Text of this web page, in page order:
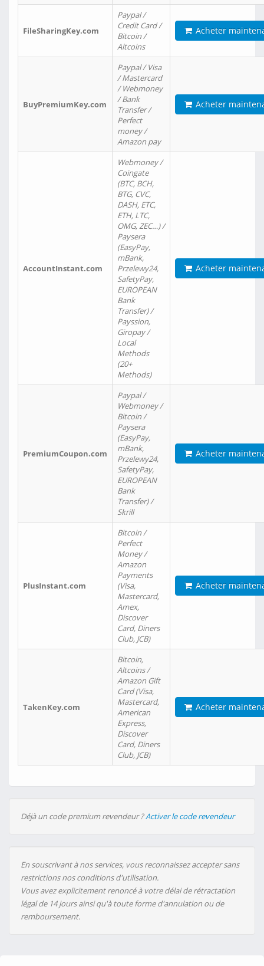
FileSharingKey.com
Paypal /
Credit Card /
Bitcoin /
Altcoins
Acheter
BuyPremiumKey.com
Paypal / Visa
/ Mastercard
/ Webmoney
/ Bank
Transfer /
Perfect
money /
Amazon pay
Acheter
AccountInstant.com
Webmoney /
Coingate
(BTC, BCH,
BTG, CVC,
DASH, ETC,
ETH, LTC,
OMG, ZEC…) /
Paysera
(EasyPay,
mBank,
Przelewy24,
SafetyPay,
EUROPEAN
Bank
Transfer) /
Payssion,
Giropay /
Local
Methods
(20+
Methods)
Acheter
PremiumCoupon.com
Paypal /
Webmoney /
Bitcoin /
Paysera
(EasyPay,
mBank,
Przelewy24,
SafetyPay,
EUROPEAN
Bank
Transfer) /
Skrill
Acheter
PlusInstant.com
Bitcoin /
Perfect
Money /
Amazon
Payments
(Visa,
Mastercard,
Amex,
Discover
Card, Diners
Club, JCB)
Acheter
TakenKey.com
Bitcoin,
Altcoins /
Amazon Gift
Card (Visa,
Mastercard,
American
Express,
Discover
Card, Diners
Club, JCB)
Acheter
Déjà un code premium revendeur ?Activer le code revendeur
En souscrivant à nos services, vous reconnaissez accepter sans
restrictions nos conditions d'utilisation.
Vous avez explicitement renoncé à votre délai de rétractation
légal de 14 jours ainsi qu'à toute forme d'annulation ou de
remboursement.